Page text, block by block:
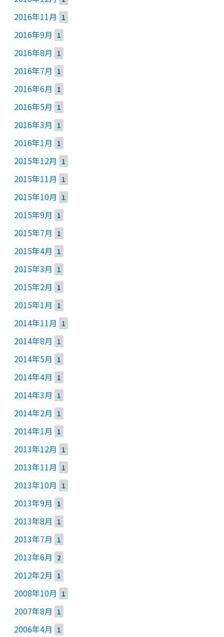
2016年11月 1
2016年9月 1
2016年8月 1
2016年7月 1
2016年6月 1
2016年5月 1
2016年3月 1
2016年1月 1
2015年12月 1
2015年11月 1
2015年10月 1
2015年9月 1
2015年7月 1
2015年4月 1
2015年3月 1
2015年2月 1
2015年1月 1
2014年11月 1
2014年8月 1
2014年5月 1
2014年4月 1
2014年3月 1
2014年2月 1
2014年1月 1
2013年12月 1
2013年11月 1
2013年10月 1
2013年9月 1
2013年8月 1
2013年7月 1
2013年6月 2
2012年2月 1
2008年10月 1
2007年8月 1
2006年4月 1